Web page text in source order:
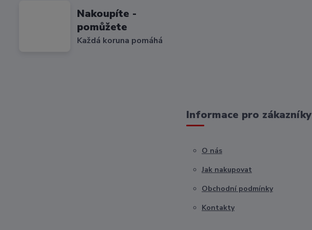
Nakoupíte -
pomůžete
Každá koruna pomáhá
Informace pro zákazníky
O nás
Jak nakupovat
Obchodní podmínky
Kontakty